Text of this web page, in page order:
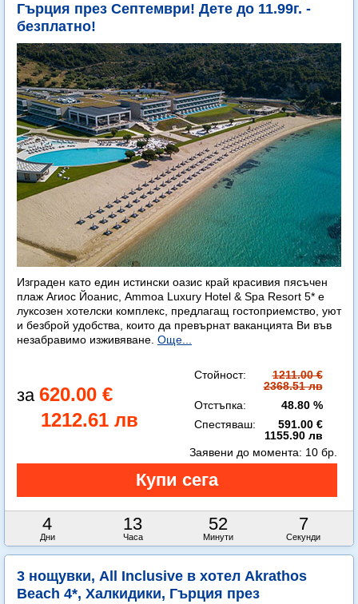
Гърция през Септември! Дете до 11.99г. -
безплатно!
Изграден като един истински оазис край красивия пясъчен
плаж Агиос Йоанис, Ammoa Luxury Hotel & Spa Resort 5* е
луксозен хотелски комплекс, предлагащ гостоприемство, уют
и безброй удобства, които да превърнат ваканцията Ви във
незабравимо изживяване. Още...
620.00 €
1212.61 лв
Стойност:
1211.00 €
2368.51 лв
Отстъпка:
48.80 %
Спестяваш:
591.00 €
1155.90 лв
4
Дни
13
Часа
52
Минути
5
Секунди
Заявени до момента: 10 бр.
3 нощувки, All Inclusive в хотел Akrathos
Beach 4*, Халкидики, Гърция през